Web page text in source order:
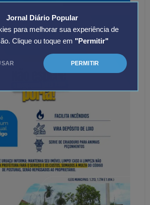
Jornal Diário Popular
para melhorar sua experiência de
Clique ou toque em "Permitir"
PERMITIR